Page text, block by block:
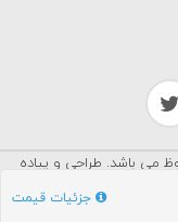
جزئیات قیمت
می باشد. طراحی و پیاده